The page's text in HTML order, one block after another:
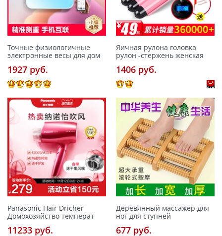
Точные физиологичные
электронные весы для дом
1927 pуб.
Яичная рулона головка
рулон -стержень женская
1406 pуб.
Panasonic Hair Dricher
Домохозяйство температ
11233 pуб.
Деревянный массажер для
ног для ступней
677 pуб.